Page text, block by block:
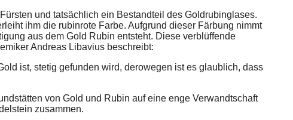
und tatsächlich ein Bestandteil des Goldrubinglases.
ihm die rubinrote Farbe. Aufgrund dieser Färbung nimmt
aus dem Gold Rubin entsteht. Diese verblüffende
Andreas Libavius beschreibt:
ist, stetig gefunden wird, derowegen ist es glaublich, dass
von Gold und Rubin auf eine enge Verwandtschaft
zusammen.